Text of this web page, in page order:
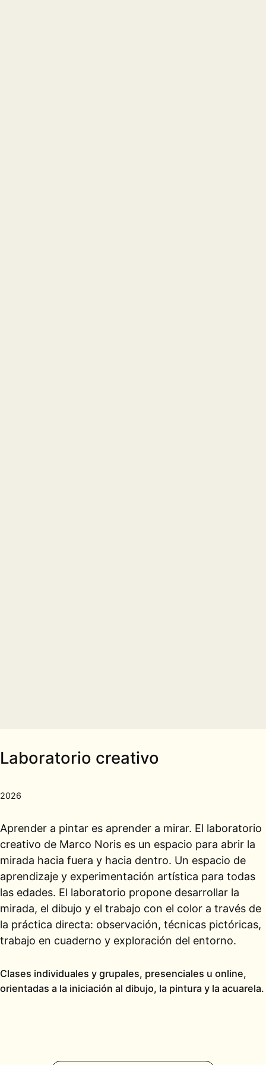
Laboratorio creativo
2026
Aprender a pintar es aprender a mirar. El laboratorio
creativo de Marco Noris es un espacio para abrir la
mirada hacia fuera y hacia dentro. Un espacio de
aprendizaje y experimentación artística para todas
las edades. El laboratorio propone desarrollar la
mirada, el dibujo y el trabajo con el color a través de
la práctica directa: observación, técnicas pictóricas,
trabajo en cuaderno y exploración del entorno.
Clases individuales y grupales, presenciales u online,
orientadas a la iniciación al dibujo, la pintura y la acuarela.